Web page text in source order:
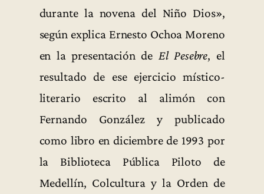
durante la novena del Niño Dios»,
según explica Ernesto Ochoa Moreno
en la presentación de El Pesebre, el
resultado de ese ejercicio místico-
literario escrito al alimón con
Fernando González y publicado
como libro en diciembre de 1993 por
la Biblioteca Pública Piloto de
Medellín, Colcultura y la Orden de